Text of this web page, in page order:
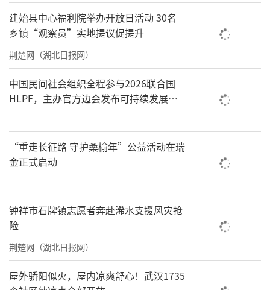
建始县中心福利院举办开放日活动 30名
乡镇“观察员”实地提议促提升
荆楚网（湖北日报网）
中国民间社会组织全程参与2026联合国
HLPF，主办官方边会发布可持续发展标
“重走长征路 守护桑榆年”公益活动在瑞
金正式启动
钟祥市石牌镇志愿者奔赴浠水支援风灾抢
险
荆楚网（湖北日报网）
屋外骄阳似火，屋内凉爽舒心！武汉1735